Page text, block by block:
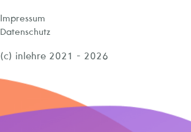
Impressum
Datenschutz
(c) inlehre 2021 - 2026